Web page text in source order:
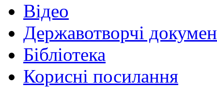
Відео
Державотворчі
Бібліотека
Корисні посилання